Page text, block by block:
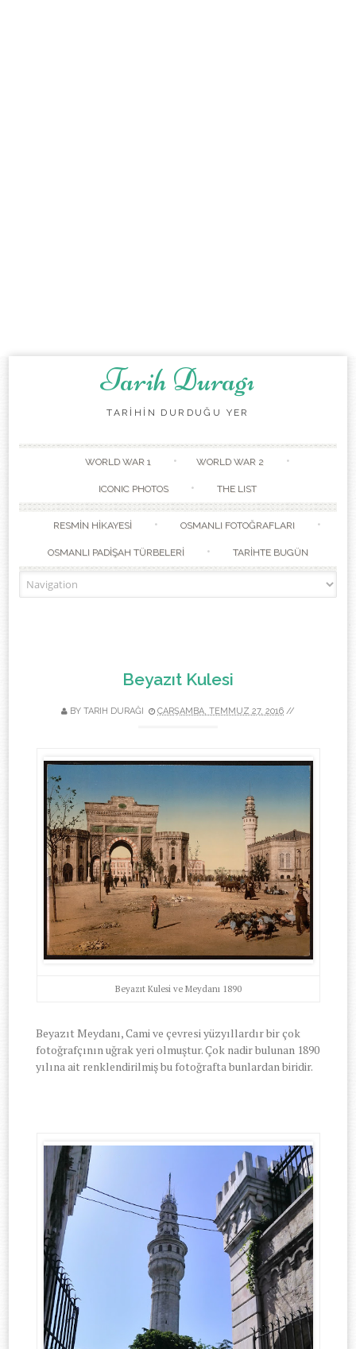
Tarih Duragı
TARİHİN DURDUĞU YER
WORLD WAR 1 WORLD WAR 2
ICONIC PHOTOS THE LIST
RESMİN HİKAYESİ OSMANLI FOTOĞRAFLARI
OSMANLI PADİŞAH TÜRBELERİ TARİHTE BUGÜN
Beyazıt Kulesi
BY TARIH DURAĞI ÇARŞAMBA, TEMMUZ 27, 2016 //
Beyazıt Kulesi ve Meydanı 1890
Beyazıt Meydanı, Cami ve çevresi yüzyıllardır bir çok
fotoğrafçının uğrak yeri olmuştur. Çok nadir bulunan 1890
yılına ait renklendirilmiş bu fotoğrafta bunlardan biridir.